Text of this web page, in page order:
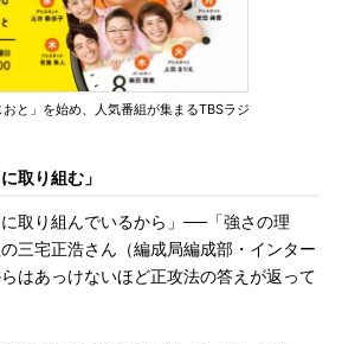
おと」を始め、人気番組が集まるTBSラジ
取り組む」
取り組んでいるから」──「強さの理
三宅正浩さん（編成局編成部・インター
はあっけないほど正攻法の答えが返って